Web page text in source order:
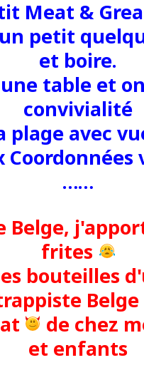
Meat &
petit
et boire.
table et
convivialité
plage avec
Coordonnées
……
Belge,
frites
bouteilles
Belge
de chez
et enfants